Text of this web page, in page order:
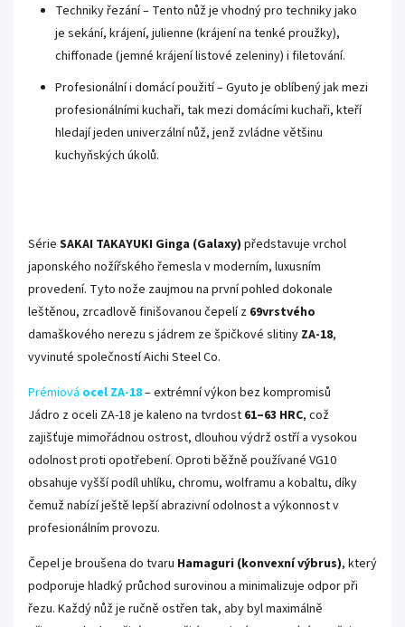
Techniky řezání – Tento nůž je vhodný pro techniky jako
je sekání, krájení, julienne (krájení na tenké proužky),
chiffonade (jemné krájení listové zeleniny) i filetování.
Profesionální i domácí použití – Gyuto je oblíbený jak mezi
profesionálními kuchaři, tak mezi domácími kuchaři, kteří
hledají jeden univerzální nůž, jenž zvládne většinu
kuchyňských úkolů.
Série SAKAI TAKAYUKI Ginga (Galaxy) představuje vrchol
japonského nožířského řemesla v moderním, luxusním
provedení. Tyto nože zaujmou na první pohled dokonale
leštěnou, zrcadlově finišovanou čepelí z 69vrstvého
damaškového nerezu s jádrem ze špičkové slitiny ZA-18,
vyvinuté společností Aichi Steel Co.
Prémiová ocel ZA-18– extrémní výkon bez kompromisů
Jádro z oceli ZA-18 je kaleno na tvrdost 61–63 HRC, což
zajišťuje mimořádnou ostrost, dlouhou výdrž ostří a vysokou
odolnost proti opotřebení. Oproti běžně používané VG10
obsahuje vyšší podíl uhlíku, chromu, wolframu a kobaltu, díky
čemuž nabízí ještě lepší abrazivní odolnost a výkonnost v
profesionálním provozu.
Čepel je broušena do tvaru Hamaguri (konvexní výbrus), který
podporuje hladký průchod surovinou a minimalizuje odpor při
řezu. Každý nůž je ručně ostřen tak, aby byl maximálně